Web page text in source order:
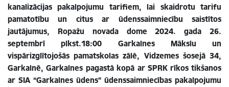
kanalizācijas pakalpojumu tarifiem, lai skaidrotu tarifu
pamatotību un citus ar ūdenssaimniecību saistītos
jautājumus, Ropažu novada dome 2024. gada 26.
septembrī plkst.18:00 Garkalnes Mākslu un
vispārizglītojošās pamatskolas zālē, Vidzemes šosejā 34,
Garkalnē, Garkalnes pagastā kopā ar SPRK rīkos tikšanos
ar SIA “Garkalnes ūdens” ūdenssaimniecības pakalpojumu